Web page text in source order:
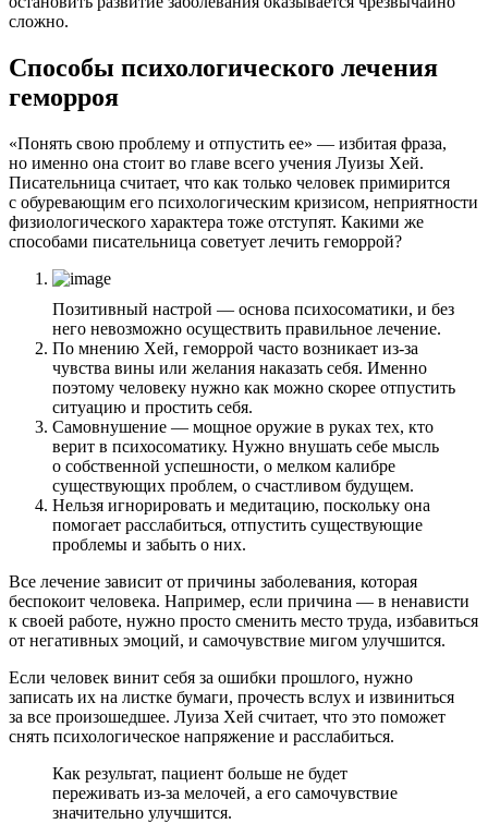
сложно.
Способы психологического лечения
геморроя
«Понять свою проблему и отпустить ее» — избитая фраза,
но именно она стоит во главе всего учения Луизы Хей.
Писательница считает, что как только человек примирится
с обуревающим его психологическим кризисом, неприятности
физиологического характера тоже отступят. Какими же
способами писательница советует лечить геморрой?
Позитивный настрой — основа психосоматики, и без
него невозможно осуществить правильное лечение.
По мнению Хей, геморрой часто возникает из-за
чувства вины или желания наказать себя. Именно
поэтому человеку нужно как можно скорее отпустить
ситуацию и простить себя.
Самовнушение — мощное оружие в руках тех, кто
верит в психосоматику. Нужно внушать себе мысль
о собственной успешности, о мелком калибре
существующих проблем, о счастливом будущем.
Нельзя игнорировать и медитацию, поскольку она
помогает расслабиться, отпустить существующие
проблемы и забыть о них.
Все лечение зависит от причины заболевания, которая
беспокоит человека. Например, если причина — в ненависти
к своей работе, нужно просто сменить место труда, избавиться
от негативных эмоций, и самочувствие мигом улучшится.
Если человек винит себя за ошибки прошлого, нужно
записать их на листке бумаги, прочесть вслух и извиниться
за все произошедшее. Луиза Хей считает, что это поможет
снять психологическое напряжение и расслабиться.
Как результат, пациент больше не будет
переживать из-за мелочей, а его самочувствие
значительно улучшится.